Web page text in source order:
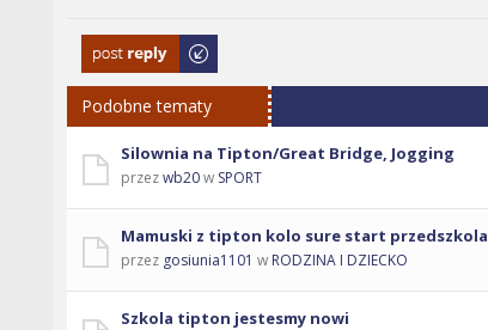
Odpowiedz
Podobne tematy
Silownia na Tipton/Great Bridge, Jogging
przezwb20w SPORT
Mamuski z tipton kolo sure start przedszkola
przez gosiunia1101 w RODZINA I DZIECKO
Szkola tipton jestesmy nowi